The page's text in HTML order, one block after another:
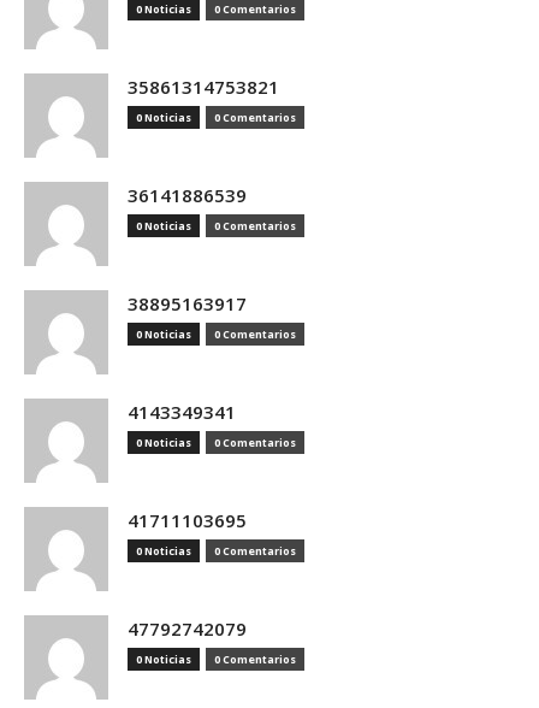
0 Noticias 0 Comentarios
35861314753821
0 Noticias 0 Comentarios
36141886539
0 Noticias 0 Comentarios
38895163917
0 Noticias 0 Comentarios
4143349341
0 Noticias 0 Comentarios
41711103695
0 Noticias 0 Comentarios
47792742079
0 Noticias 0 Comentarios